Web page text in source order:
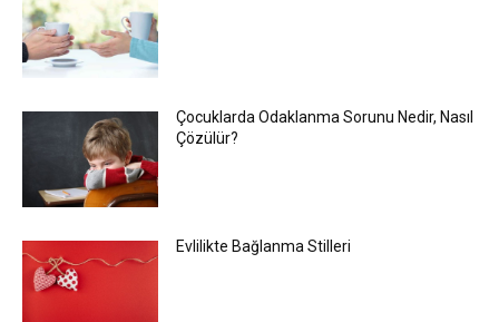
Çocuklarda Odaklanma Sorunu Nedir, Nasıl
Çözülür?
Evlilikte Bağlanma Stilleri